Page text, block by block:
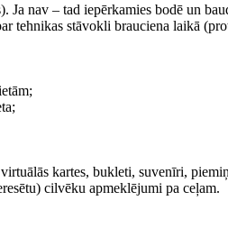
Ja nav – tad iepērkamies bodē un
tehnikas stāvokli brauciena laikā
kartes, bukleti, suvenīri,
cilvēku apmeklējumi pa ceļam.